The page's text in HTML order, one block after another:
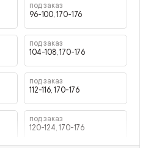
под заказ
96-100, 170-176
под заказ
104-108, 170-176
под заказ
112-116, 170-176
под заказ
120-124, 170-176